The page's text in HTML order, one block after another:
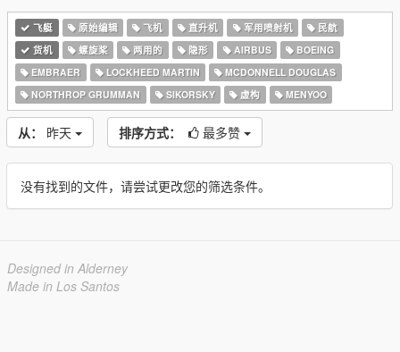
飞艇 原始编辑 飞机 直升机 军用喷射机
民航
货机
螺旋桨 两用的 隐形 AIRBUS
BOEING
EMBRAER
LOCKHEED MARTIN
MCDONNELL DOUGLAS
NORTHROP GRUMMAN
SIKORSKY 虚构 MENYOO
从： 昨天 排序方式： 最多赞
没有找到的文件，请尝试更改您的筛选条件。
Designed in Alderney
Made in Los Santos